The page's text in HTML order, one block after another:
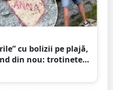
cu bolizii pe plajă,
din nou: trotinete
dragoste pe stânci